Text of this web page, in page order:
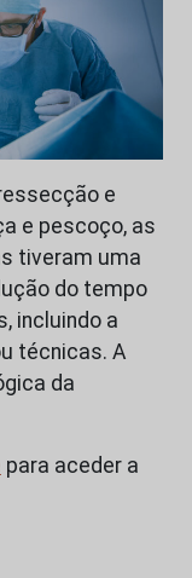
e
e pescoço, as
tiveram uma
do tempo
incluindo a
técnicas. A
da
para aceder a